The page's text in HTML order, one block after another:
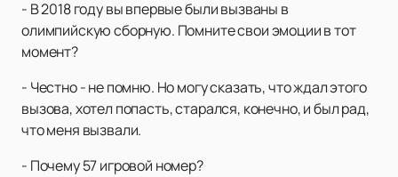
- В 2018 году вы впервые были вызваны в
олимпийскую сборную. Помните свои эмоции в тот
момент?
- Честно - не помню. Но могу сказать, что ждал этого
вызова, хотел попасть, старался, конечно, и был рад,
что меня вызвали.
- Почему 57 игровой номер?